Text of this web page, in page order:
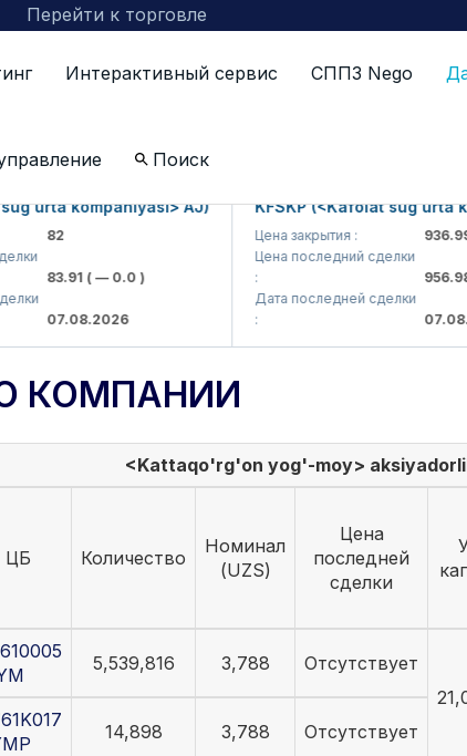
Перейти к торговле
Интерактивный сервис СППЗ Nego
Поиск
kompaniyasi> AJ)
83.91( — 0.0 )
07.08.2026
KFSKP (<Kafolat sug'urta
Цена закрытия :
936.99
Цена последний сделки
956.98(
Дата последней сделки
КОМПАНИИ
<Kattaqo'rg'on yog'-moy>
ЦБ Количество
Номинал
(UZS)
Цена
последней
сделки
5,539,816 3,788
Отсутствует
14,898 3,788 Отсутствует